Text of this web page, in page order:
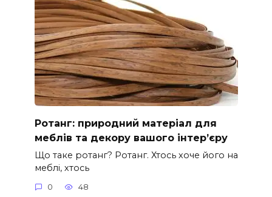
Ротанг: природний матеріал для
меблів та декору вашого інтер’єру
Що таке ротанг? Ротанг. Хтось хоче його на
меблі, хтось
0 48